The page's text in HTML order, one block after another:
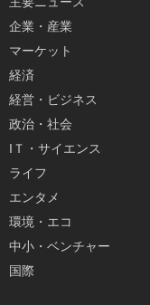
企業・産業
マーケット
経済
経営・ビジネス
政治・社会
IＴ・サイエンス
ライフ
エンタメ
環境・エコ
中小・ベンチャー
国際